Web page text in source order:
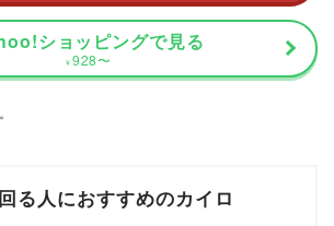
ショッピングで見る
¥ 928〜
る人におすすめのカイロ